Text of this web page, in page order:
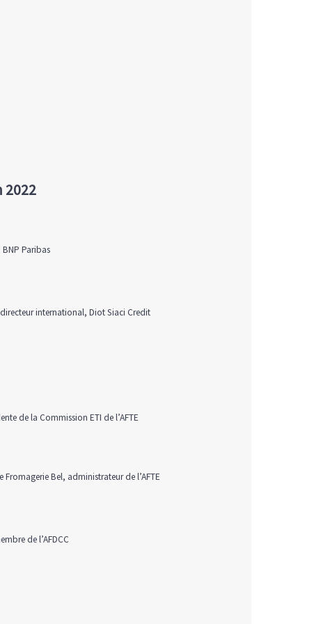
2022
Paribas
international, Diot Siaci Credit
de la Commission ETI de l’AFTE
Bel, administrateur de l’AFTE
de l’AFDCC